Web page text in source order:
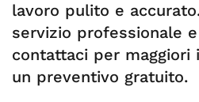
lavoro pulito e
servizio professionale
contattaci per maggiori
un preventivo gratuito.